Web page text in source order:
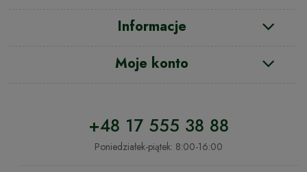
Informacje
Moje konto
+48 17 555 38 88
Poniedziałek-piątek: 8:00-16:00